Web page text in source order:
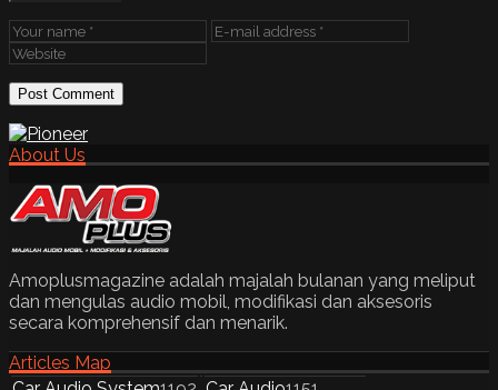
About Us
Amoplusmagazine adalah majalah bulanan yang meliput
dan mengulas audio mobil, modifikasi dan aksesoris
secara komprehensif dan menarik.
Articles Map